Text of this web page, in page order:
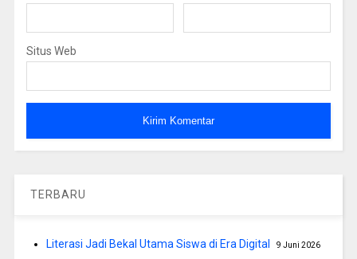
Situs Web
TERBARU
Literasi Jadi Bekal Utama Siswa di Era Digital 9 Juni 2026